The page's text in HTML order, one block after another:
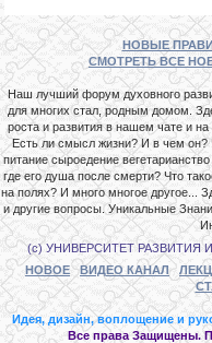
НОВЫЕ
СМОТРЕТЬ ВСЕ
Наш лучший форум духовного
для многих стал, родным домом.
роста и развития в нашем чате и
Есть ли смысл жизни? И в чем он?
питание сыроедение
где его душа после смерти? Что
на полях? И много многое другое...
и другие вопросы. Уникальные
(с) УНИВЕРСИТЕТ РАЗВИТИЯ
НОВОЕ
ВИДЕО КАНАЛ
Идея, дизайн, воплощение и
Все права Защищены.